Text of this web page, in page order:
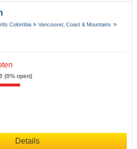
Colombia
Vancouver, Coast & Mountains
(0% open)
Details